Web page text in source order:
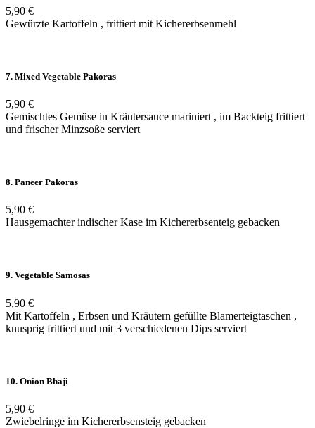
5,90 €
Gewürzte Kartoffeln , frittiert mit Kichererbsenmehl
7. Mixed Vegetable Pakoras
5,90 €
Gemischtes Gemüse in Kräutersauce mariniert , im Backteig frittiert
und frischer Minzsoße serviert
8. Paneer Pakoras
5,90 €
Hausgemachter indischer Kase im Kichererbsenteig gebacken
9. Vegetable Samosas
5,90 €
Mit Kartoffeln , Erbsen und Kräutern gefüllte Blamerteigtaschen ,
knusprig frittiert und mit 3 verschiedenen Dips serviert
10. Onion Bhaji
5,90 €
Zwiebelringe im Kichererbsensteig gebacken